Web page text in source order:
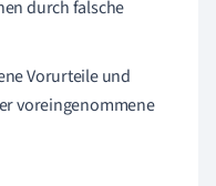
durch falsche
Vorurteile und
voreingenommene